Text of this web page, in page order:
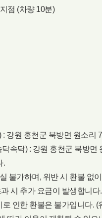
점 (차량 10분)
강원 홍천군 북방면 원소리
속닥) : 강원 홍천군 북방면
.
불가하며, 위반 시 환불 없
시 추가 요금이 발생합니다.
인한 환불은 불가입니다. (